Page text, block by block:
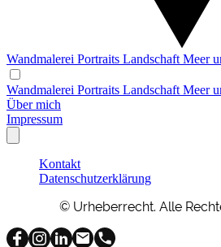
Wandmalerei Portraits Landschaft Meer
Wandmalerei Portraits Landschaft Meer
Über mich
Impressum
Kontakt
Datenschutzerklärung
© Urheberrecht. Alle